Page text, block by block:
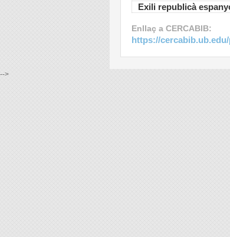
Exili republicà
Enllaç a CERCABIB:
https://cercabib.ub.edu/
-->